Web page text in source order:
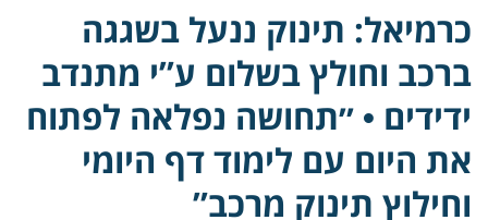
כרמיאל: תינוק ננעל בשגגה
ברכב וחולץ בשלום ע”י מתנדב
ידידים • ״תחושה נפלאה לפתוח
את היום עם לימוד דף היומי
וחילוץ תינוק מרכב”